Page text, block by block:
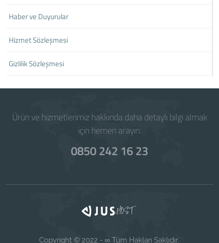
Haber ve Duyurular
Hizmet Sözleşmesi
Gizlilik Sözleşmesi
Ürün ve hizmetlerimiz hakkında daha detaylı bilgi almak
için hemen arayın.
0850 242 16 23
Copyright © 2022 - ∞ Tüm Hakları Saklıdır.